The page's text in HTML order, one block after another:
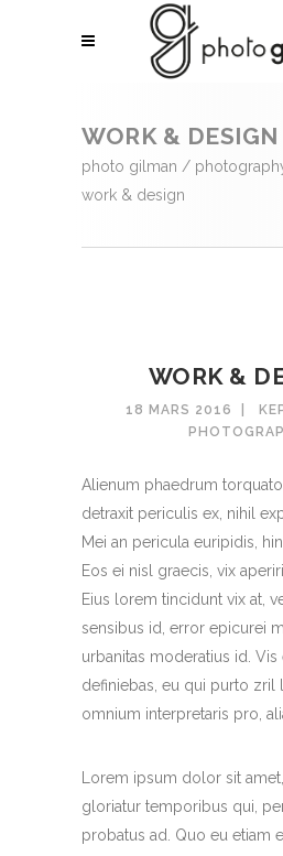
WORK & DESIGN
photo gilman /
work & design
WORK &
18 MARS 2016
Alienum phaedrum
detraxit periculis ex, nihil
Mei an pericula euripidis,
Eos ei nisl graecis, vix
Eius lorem tincidunt vix at,
sensibus id, error epicurei
urbanitas moderatius id. Vis
definiebas, eu qui purto zril
omnium interpretaris pro,
Lorem ipsum dolor sit
gloriatur temporibus qui,
probatus ad. Quo eu etiam